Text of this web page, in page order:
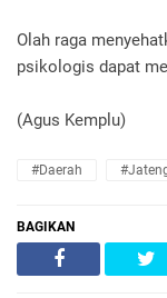
Olah raga
psikologis dapat
(Agus Kemplu)
#Daerah
BAGIKAN